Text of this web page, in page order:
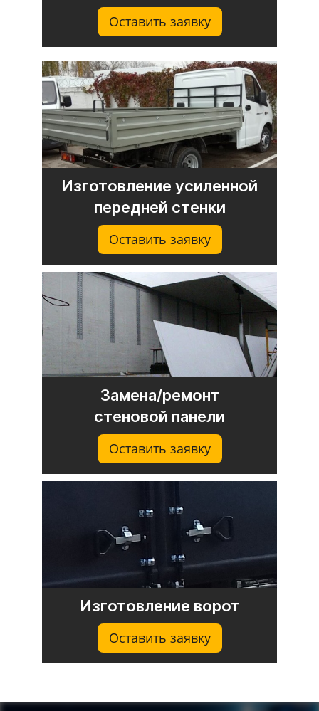
Оставить заявку
Изготовление усиленной
передней стенки
Оставить заявку
Замена/ремонт
стеновой панели
Оставить заявку
Изготовление ворот
Оставить заявку